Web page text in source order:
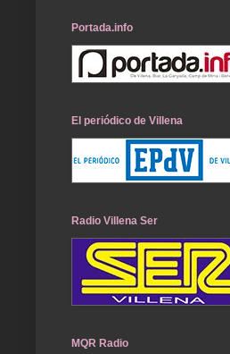
Portada.info
El periódico de Villena
Radio Villena Ser
MQR Radio